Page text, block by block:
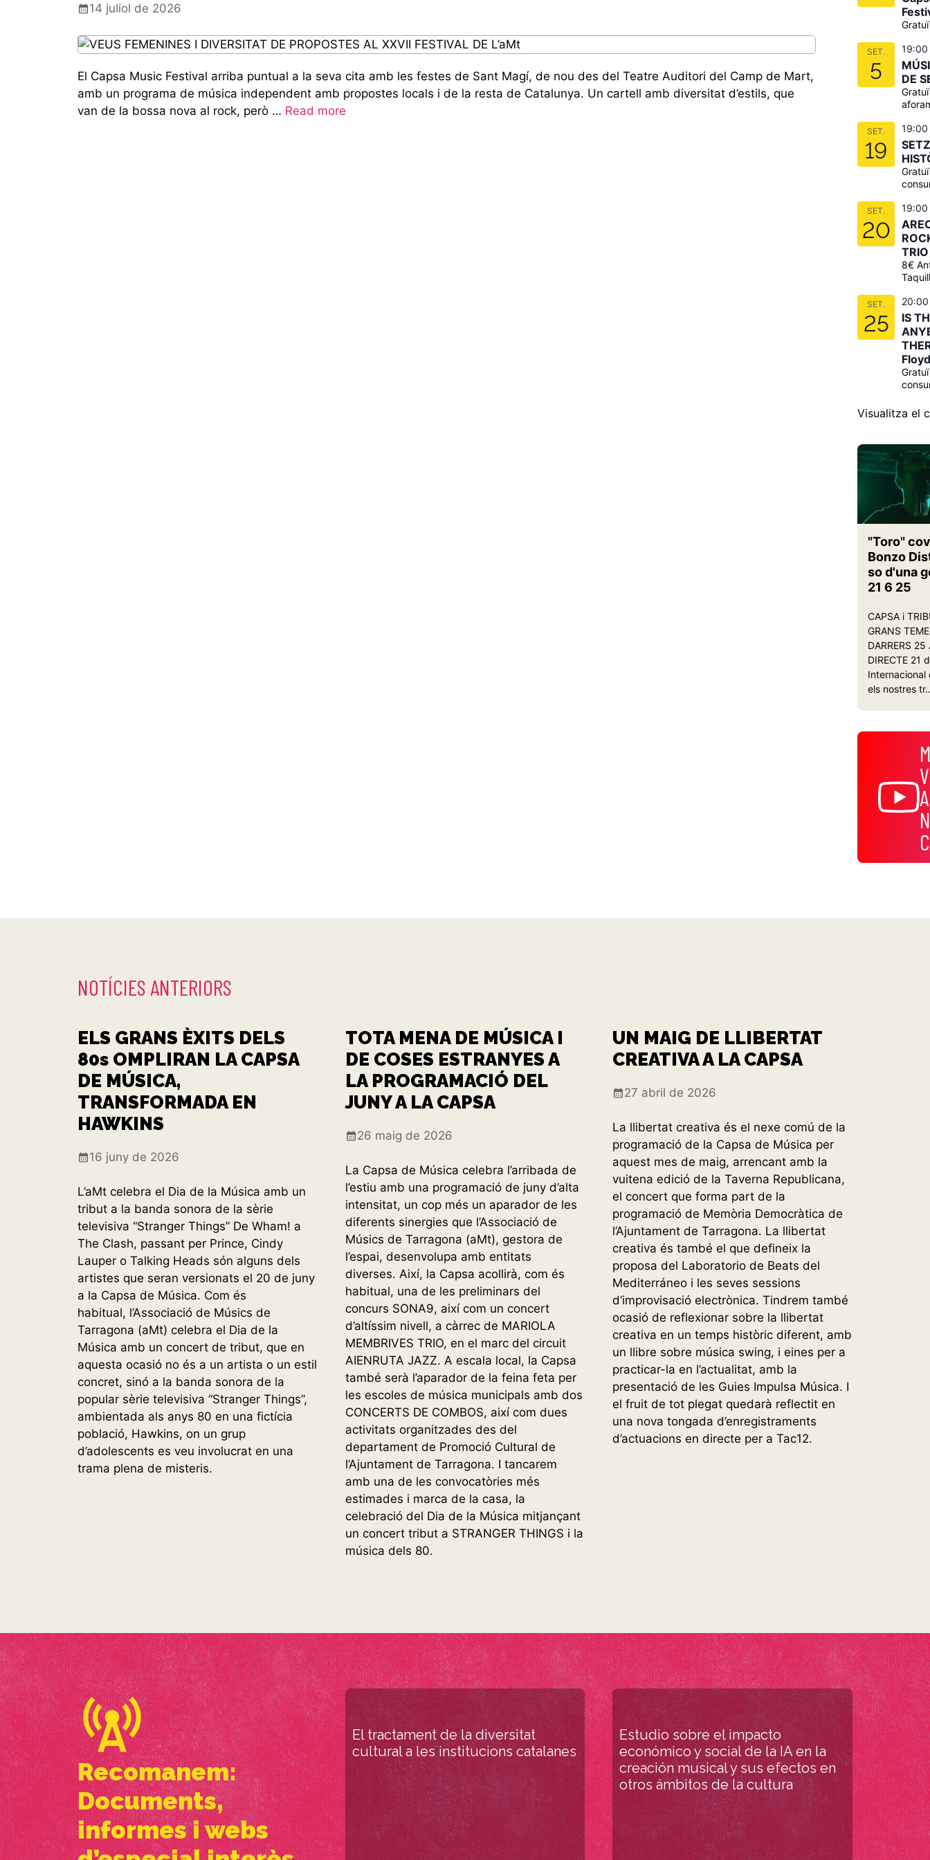
14 juliol de 2026
El Capsa Music Festival arriba puntual a la seva cita amb les festes de Sant Magí, de nou des del Teatre Auditori del Camp de Mart,
amb un programa de música independent amb propostes locals i de la resta de Catalunya. Un cartell amb diversitat d’estils, que
van de la bossa nova al rock, però … Read more
SET.
5
19:00
DE
SET.
19
19:00
SET.
20
19:00
TRIO
8€
SET.
25
20:00
IS
Visualitza el
"Toro"
Bonzo
so d'una
21 6 25
CAPSA i
GRANS
DARRERS 25
DIRECTE 21
Internacional
els nostres
NOTÍCIES ANTERIORS
ELS GRANS ÈXITS DELS
80s OMPLIRAN LA CAPSA
DE MÚSICA,
TRANSFORMADA EN
HAWKINS
16 juny de 2026
L’aMt celebra el Dia de la Música amb un
tribut a la banda sonora de la sèrie
televisiva “Stranger Things” De Wham! a
The Clash, passant per Prince, Cindy
Lauper o Talking Heads són alguns dels
artistes que seran versionats el 20 de juny
a la Capsa de Música. Com és
habitual, l’Associació de Músics de
Tarragona (aMt) celebra el Dia de la
Música amb un concert de tribut, que en
aquesta ocasió no és a un artista o un estil
concret, sinó a la banda sonora de la
popular sèrie televisiva “Stranger Things”,
ambientada als anys 80 en una fictícia
població, Hawkins, on un grup
d’adolescents es veu involucrat en una
trama plena de misteris.
TOTA MENA DE MÚSICA I
DE COSES ESTRANYES A
LA PROGRAMACIÓ DEL
JUNY A LA CAPSA
26 maig de 2026
La Capsa de Música celebra l’arribada de
l’estiu amb una programació de juny d’alta
intensitat, un cop més un aparador de les
diferents sinergies que l’Associació de
Músics de Tarragona (aMt), gestora de
l’espai, desenvolupa amb entitats
diverses. Així, la Capsa acollirà, com és
habitual, una de les preliminars del
concurs SONA9, així com un concert
d’altíssim nivell, a càrrec de MARIOLA
MEMBRIVES TRIO, en el marc del circuit
AIENRUTA JAZZ. A escala local, la Capsa
també serà l’aparador de la feina feta per
les escoles de música municipals amb dos
CONCERTS DE COMBOS, així com dues
activitats organitzades des del
departament de Promoció Cultural de
l’Ajuntament de Tarragona. I tancarem
amb una de les convocatòries més
estimades i marca de la casa, la
celebració del Dia de la Música mitjançant
un concert tribut a STRANGER THINGS i la
música dels 80.
UN MAIG DE LLIBERTAT
CREATIVA A LA CAPSA
27 abril de 2026
La llibertat creativa és el nexe comú de la
programació de la Capsa de Música per
aquest mes de maig, arrencant amb la
vuitena edició de la Taverna Republicana,
el concert que forma part de la
programació de Memòria Democràtica de
l’Ajuntament de Tarragona. La llibertat
creativa és també el que defineix la
proposa del Laboratorio de Beats del
Mediterráneo i les seves sessions
d’improvisació electrònica. Tindrem també
ocasió de reflexionar sobre la llibertat
creativa en un temps històric diferent, amb
un llibre sobre música swing, i eines per a
practicar-la en l’actualitat, amb la
presentació de les Guies Impulsa Música. I
el fruit de tot plegat quedarà reflectit en
una nova tongada d’enregistraments
d’actuacions en directe per a Tac12.
Recomanem:
Documents,
informes i webs
El tractament de la diversitat
cultural a les institucions catalanes
Estudio sobre el impacto
económico y social de la IA en la
creación musical y sus efectos en
otros ámbitos de la cultura